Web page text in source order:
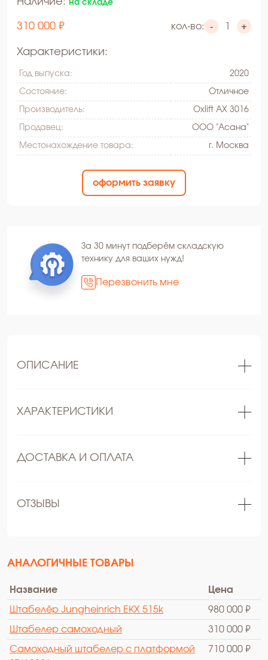
на складе
310 000 ₽ кол-во: - +
Характеристики:
Год выпуска: 2020
Состояние: Oтличное
Производитель: Oxlift AX 3016
Продавец: ООО "Асана"
Местонахождение товара: г. Москва
оформить заявку
За 30 минут подберём складскую
технику для ваших нужд!
Перезвонить мне
ОПИСАНИЕ
ХАРАКТЕРИСТИКИ
ДОСТАВКА И ОПЛАТА
ОТЗЫВЫ
АНАЛОГИЧНЫЕ ТОВАРЫ
Название Цена
Штабелёр Jungheinrich EKX 515k 980 000 ₽
Штабелер самоходный 310 000 ₽
Самоходный штабелер с платформой
710 000 ₽